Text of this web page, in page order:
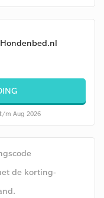
m Aug 2026
de korting-